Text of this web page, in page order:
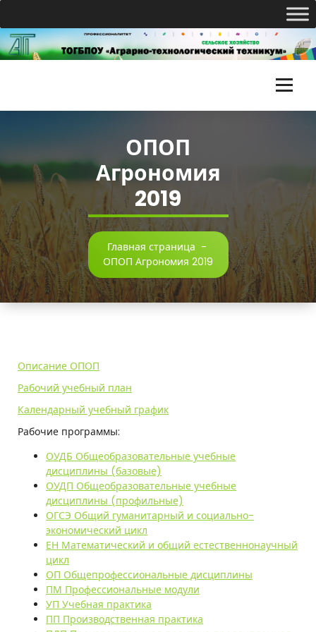
Перейти
к
содержимому
Г
Б
П
О
У
«
А
а
р
н
ОПОП
Агрономия
2019
Главная страница -
ОПОП Агрономия 2019
Описание ОПОП
Рабочий учебный план
Календарный учебный график
Рабочие программы:
ОУДБ Общеобразовательные учебные
дисциплины (базовые)
ОУДП Общеобразовательные учебные
дисциплины (профильные)
ОГСЭ Общий гуманитарный и социально-
экономический цикл
ЕН Математический и общий естественнонаучный
цикл
ОП Общепрофессиональные дисциплины
ПМ Профессиональные модули
УП Учебная практика
ПП Производственная практика